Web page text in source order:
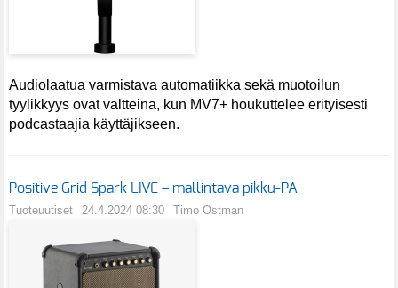
Audiolaatua varmistava automatiikka sekä muotoilun
tyylikkyys ovat valtteina, kun MV7+ houkuttelee erityisesti
podcastaajia käyttäjikseen.
Positive Grid Spark LIVE – mallintava pikku-PA
Tuoteuutiset 24.4.2024 08:30 Timo Östman